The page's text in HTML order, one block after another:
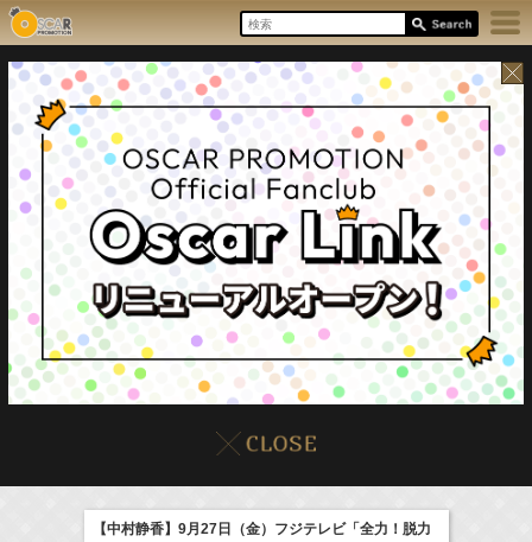
本日の出演情報8/6(Thu) イベント販売情報
【中村静香】9月27日（金）フジテレビ「全力！脱力